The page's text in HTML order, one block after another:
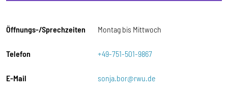
Öffnungs-/Sprechzeiten Montag bis Mittwoch
Telefon +49-751-501-9867
E-Mail sonja.bor@rwu.de